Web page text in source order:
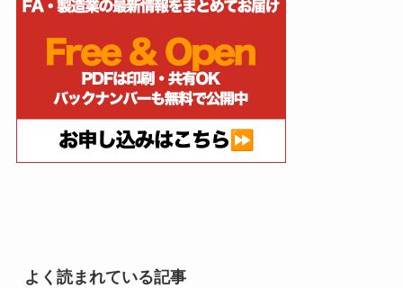
よく読まれている記事